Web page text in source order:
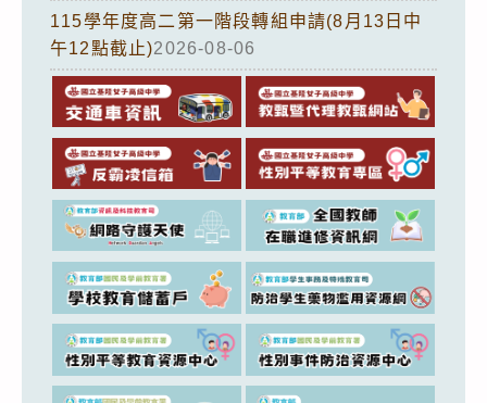
115學年度高二第一階段轉組申請(8月13日中
午12點截止)2026-08-06